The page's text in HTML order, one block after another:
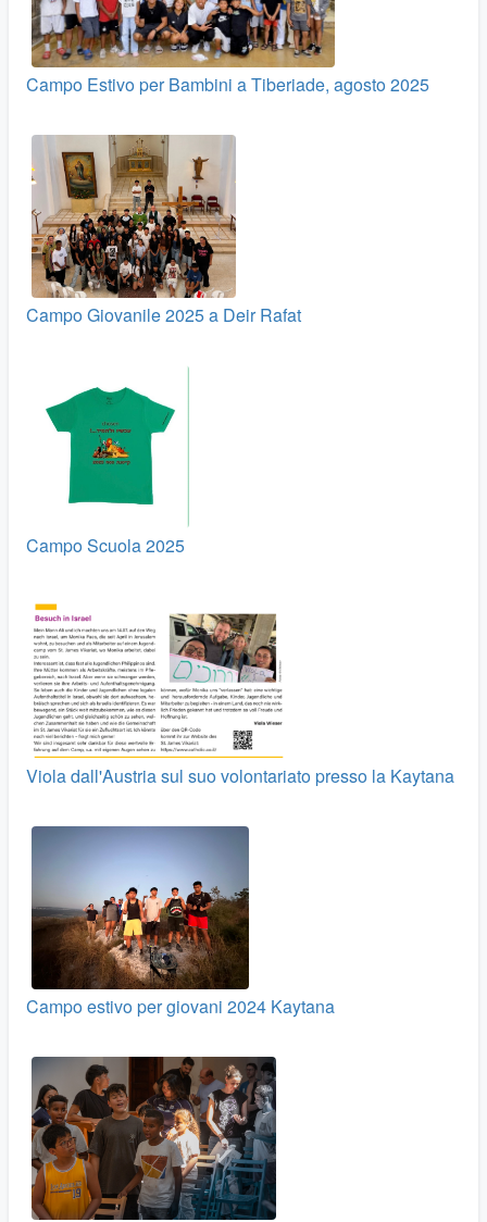
Campo Estivo per Bambini a Tiberiade, agosto 2025
Campo Giovanile 2025 a Deir Rafat
Campo Scuola 2025
Viola dall'Austria sul suo volontariato presso la Kaytana
Campo estivo per giovani 2024 Kaytana